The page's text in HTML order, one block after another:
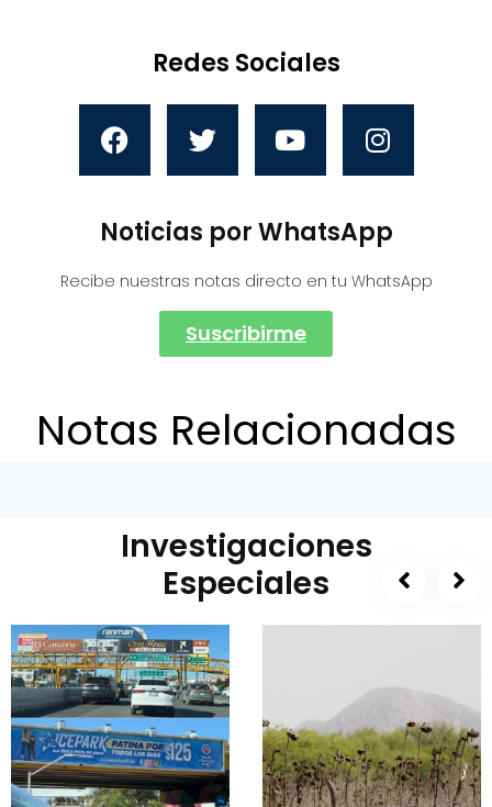
Redes Sociales
Noticias por WhatsApp
Recibe nuestras notas directo en tu WhatsApp
Suscribirme
Notas Relacionadas
Investigaciones
Especiales